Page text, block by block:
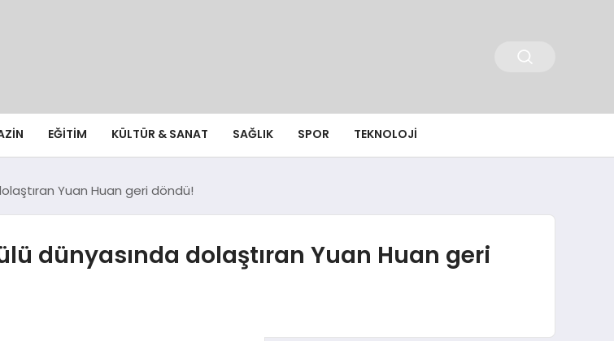
EĞITIM KÜLTÜR & SANAT SAĞLIK SPOR TEKNOLOJI
Yuan Huan geri döndü!
dünyasında dolaştıran Yuan Huan geri